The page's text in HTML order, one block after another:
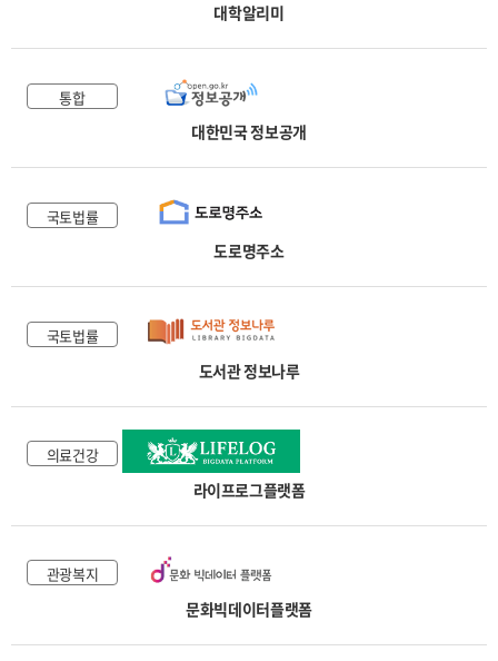
대학알리미
통합
대한민국 정보공개
국토법률
도로명주소
국토법률
도서관 정보나루
의료건강
라이프로그플랫폼
관광복지
문화빅데이터플랫폼